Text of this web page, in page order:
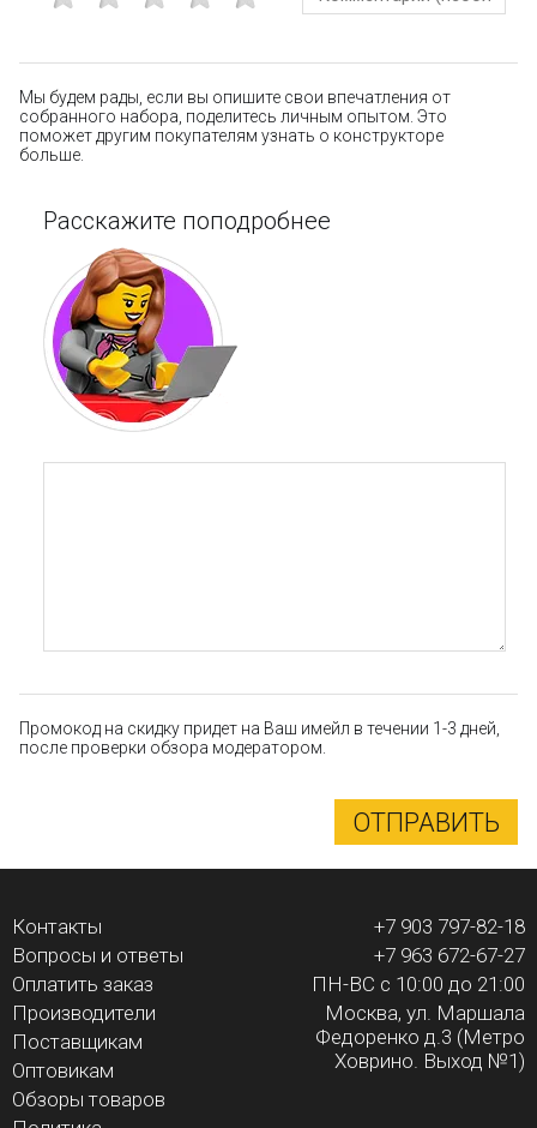
Мы будем рады, если вы опишите свои впечатления от
собранного набора, поделитесь личным опытом. Это
поможет другим покупателям узнать о конструкторе
больше.
Расскажите поподробнее
Промокод на скидку придет на Ваш имейл в течении 1-3 дней,
после проверки обзора модератором.
ОТПРАВИТЬ
Контакты
Вопросы и ответы
Оплатить заказ
Производители
Поставщикам
Оптовикам
Обзоры товаров
+7 903 797-82-18
+7 963 672-67-27
ПН-ВС с 10:00 до 21:00
Москва, ул. Маршала
Федоренко д.3 (Метро
Ховрино. Выход №1)